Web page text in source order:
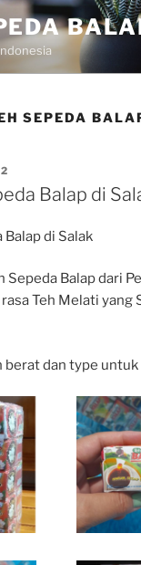
SEPEDA
Balap di
Balap di Salak
Sepeda Balap dari
Teh Melati yang
berat dan type untuk